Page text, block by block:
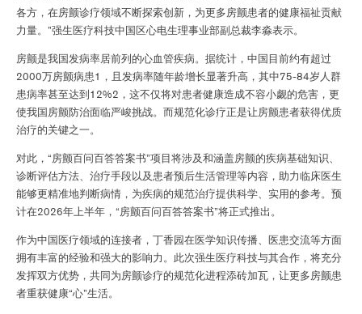
各方，在房颤诊疗领域不断探索创新，为更多房颤患者的健康福祉贡献
力量。”强生医疗科技中国区心电生理事业部副总裁李淼表示。
房颤是我国发病率居前列的心血管疾病。据统计，中国目前约有超过
2000万房颤病患1，且发病率随年龄增长显著升高，其中75-84岁人群
患病率甚至达到12%2，这不仅将对患者健康造成不容小觑的危害，更
使我国房颤防治面临严峻挑战。而规范化诊疗正是让房颤患者获得优质
治疗的关键之一。
对此，“房颤百问百答答案书”项目将涉及和涵盖房颤的疾病基础知识、
诊断评估方法、治疗手段以及患者预后生活管理等内容，助力临床医生
能够更精准地判断病情，为疾病的规范治疗提供科学、实用的参考。预
计在2026年上半年，“房颤百问百答答案书”将正式推出。
作为中国医疗领域的连接者，丁香园在医学知识传播、医患交流等方面
拥有丰富的经验和强大的影响力。此次强生医疗科技与其合作，将充分
发挥双方优势，共同为房颤诊疗的规范化进程添砖加瓦，让更多房颤患
者重获健康“心”生活。